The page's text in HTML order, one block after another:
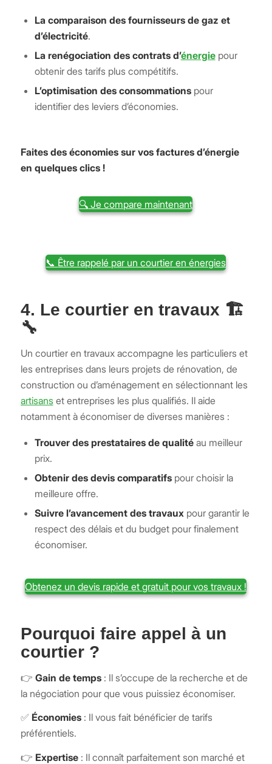
La comparaison des fournisseurs de gaz et
d’électricité.
La renégociation des contrats d’énergiepour
obtenir des tarifs plus compétitifs.
L’optimisation des consommationspour
identifier des leviers d’économies.
Faites des économies sur vos factures d’énergie
en quelques clics !
🔍 Je compare maintenant
📞 Être rappelé par un courtier en énergies
4. Le courtier en travaux 🏗️
🔧
Un courtier en travaux accompagne les particuliers et
les entreprises dans leurs projets de rénovation, de
construction ou d’aménagement en sélectionnant les
artisans et entreprises les plus qualifiés. Il aide
notamment à économiser de diverses manières :
Trouver des prestataires de qualitéau meilleur
prix.
Obtenir des devis comparatifspour choisir la
meilleure offre.
Suivre l’avancement des travauxpour garantir le
respect des délais et du budget pour finalement
économiser.
Obtenez un devis rapide et gratuit pour vos travaux !
Pourquoi faire appel à un
courtier ?
👉 Gain de temps: Il s’occupe de la recherche et de
la négociation pour que vous puissiez économiser.
✅ Économies: Il vous fait bénéficier de tarifs
préférentiels.
👉 Expertise: Il connaît parfaitement son marché et